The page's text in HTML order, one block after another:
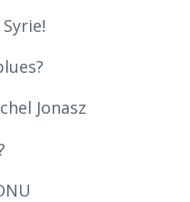
Jonasz